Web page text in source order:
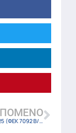
Κ.Υ.Α. 34130/25 (ΦΕΚ 7092 Β/30-12-2025)